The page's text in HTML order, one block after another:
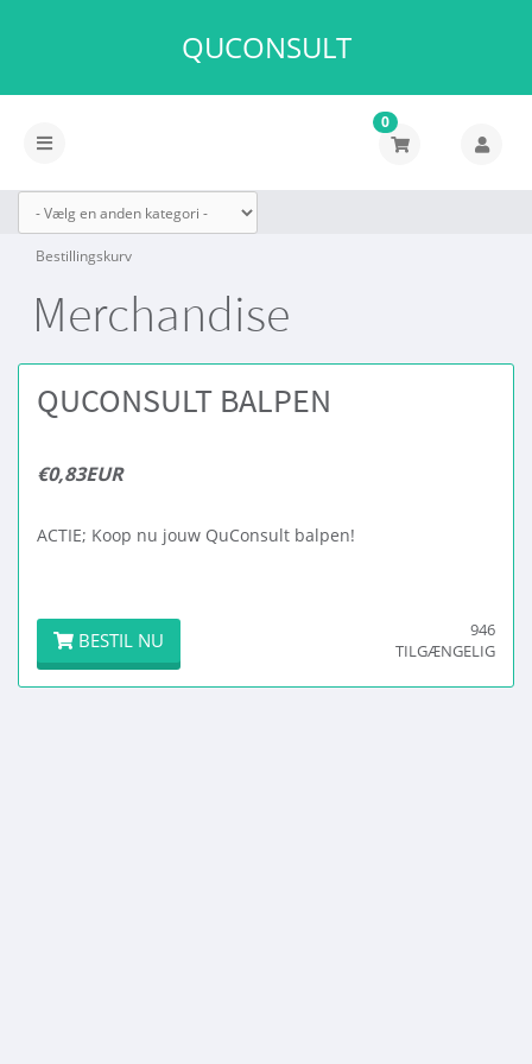
QUCONSULT
Skift
0
Bestillingskurv
Merchandise
QUCONSULT BALPEN
€0,83EUR
ACTIE; Koop nu jouw QuConsult balpen!
BESTIL NU
946
TILGÆNGELIG